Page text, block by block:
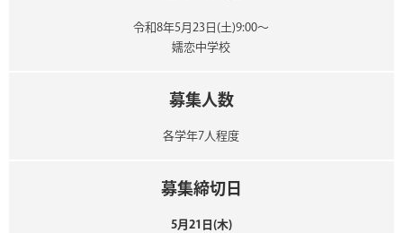
令和8年5月23日(土)9:00～
嬬恋中学校
募集人数
各学年7人程度
募集締切日
5月21日(木)